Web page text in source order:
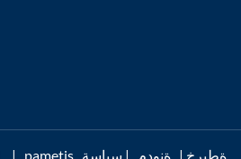
| pametis ةطيرخ | ةنودم | سياسة